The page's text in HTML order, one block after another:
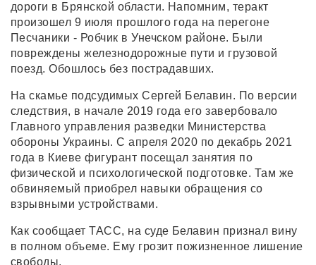
дороги в Брянской области. Напомним, теракт
произошел 9 июля прошлого года на перегоне
Песчаники - Робчик в Унечском районе. Были
повреждены железнодорожные пути и грузовой
поезд. Обошлось без пострадавших.
На скамье подсудимых Сергей Белавин. По версии
следствия, в начале 2019 года его завербовало
Главного управления разведки Министерства
обороны Украины. С апреля 2020 по декабрь 2021
года в Киеве фигурант посещал занятия по
физической и психологической подготовке. Там же
обвиняемый приобрел навыки обращения со
взрывными устройствами.
Как сообщает ТАСС, на суде Белавин признал вину
в полном объеме. Ему грозит пожизненное лишение
свободы.